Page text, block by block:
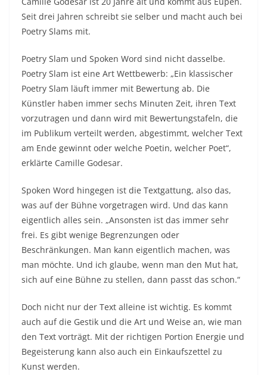
Seit drei Jahren schreibt sie selber und macht auch bei
Poetry Slams mit.
Poetry Slam und Spoken Word sind nicht dasselbe.
Poetry Slam ist eine Art Wettbewerb: „Ein klassischer
Poetry Slam läuft immer mit Bewertung ab. Die
Künstler haben immer sechs Minuten Zeit, ihren Text
vorzutragen und dann wird mit Bewertungstafeln, die
im Publikum verteilt werden, abgestimmt, welcher Text
am Ende gewinnt oder welche Poetin, welcher Poet“,
erklärte Camille Godesar.
Spoken Word hingegen ist die Textgattung, also das,
was auf der Bühne vorgetragen wird. Und das kann
eigentlich alles sein. „Ansonsten ist das immer sehr
frei. Es gibt wenige Begrenzungen oder
Beschränkungen. Man kann eigentlich machen, was
man möchte. Und ich glaube, wenn man den Mut hat,
sich auf eine Bühne zu stellen, dann passt das schon.“
Doch nicht nur der Text alleine ist wichtig. Es kommt
auch auf die Gestik und die Art und Weise an, wie man
den Text vorträgt. Mit der richtigen Portion Energie und
Begeisterung kann also auch ein Einkaufszettel zu
Kunst werden.